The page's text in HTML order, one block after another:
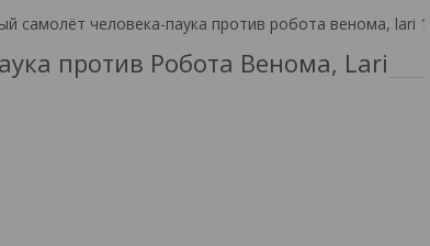
против Робота Венома, Lari